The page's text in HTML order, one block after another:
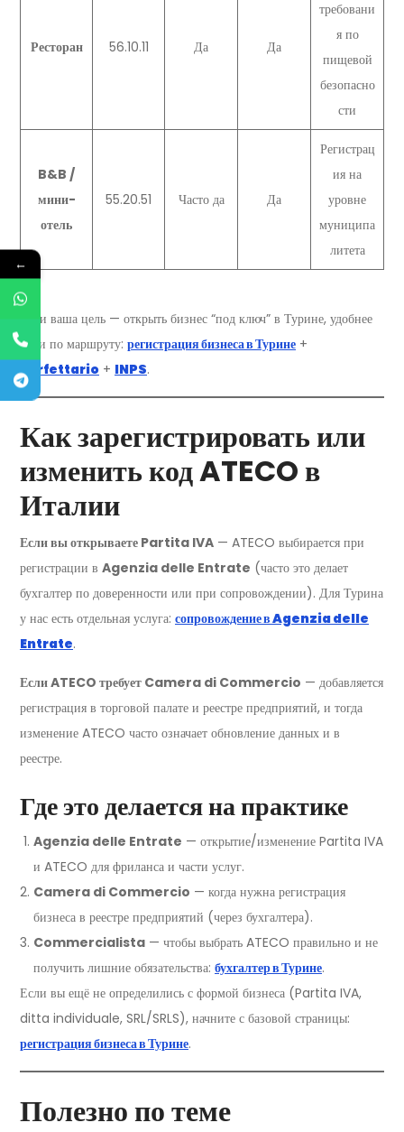
Ресторан 56.10.11 Да Да
требовани
я по
пищевой
безопасно
сти
B&B /
мини-
отель
55.20.51 Часто да Да
Регистрац
ия на
уровне
муниципа
литета
Если ваша цель — открыть бизнес “под ключ” в Турине, удобнее
идти по маршруту: регистрация бизнеса в Турине +
Forfettario + INPS.
Как зарегистрировать или
изменить код ATECO в
Италии
Если вы открываете Partita IVA — ATECO выбирается при
регистрации в Agenzia delle Entrate (часто это делает
бухгалтер по доверенности или при сопровождении). Для Турина
у нас есть отдельная услуга: сопровождение в Agenzia delle
Entrate.
Если ATECO требует Camera di Commercio — добавляется
регистрация в торговой палате и реестре предприятий, и тогда
изменение ATECO часто означает обновление данных и в
реестре.
Где это делается на практике
Agenzia delle Entrate — открытие/изменение Partita IVA
и ATECO для фриланса и части услуг.
Camera di Commercio — когда нужна регистрация
бизнеса в реестре предприятий (через бухгалтера).
Commercialista — чтобы выбрать ATECO правильно и не
получить лишние обязательства: бухгалтер в Турине.
Если вы ещё не определились с формой бизнеса (Partita IVA,
ditta individuale, SRL/SRLS), начните с базовой страницы:
регистрация бизнеса в Турине.
Полезно по теме
←